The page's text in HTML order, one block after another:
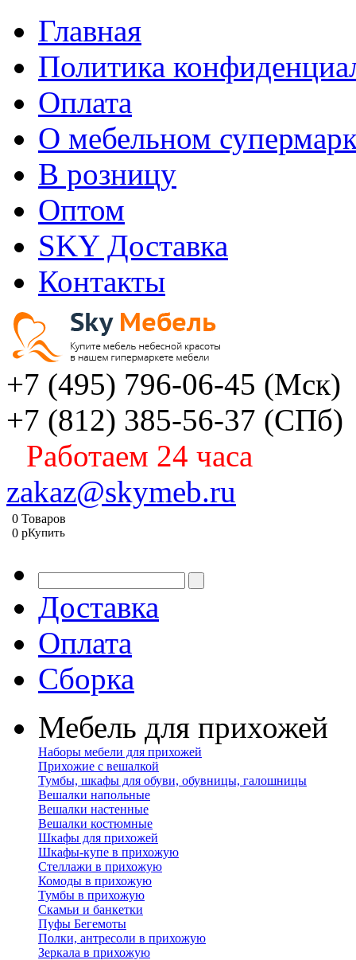
Главная
Политика
Оплата
О мебельном
В розницу
Оптом
SKY Доставка
Контакты
+7 (495) 796-06-45 (Мск)
+7 (812) 385-56-37 (СПб)
Работаем 24 часа
zakaz@skymeb.ru
0 Товаров
0 pКупить
Доставка
Оплата
Сборка
Мебель для прихожей
Наборы мебели для прихожей
Прихожие с вешалкой
Тумбы, шкафы для обуви, обувницы, галошницы
Вешалки напольные
Вешалки настенные
Вешалки костюмные
Шкафы для прихожей
Шкафы-купе в прихожую
Стеллажи в прихожую
Комоды в прихожую
Тумбы в прихожую
Скамьи и банкетки
Пуфы Бегемоты
Полки, антресоли в прихожую
Зеркала в прихожую